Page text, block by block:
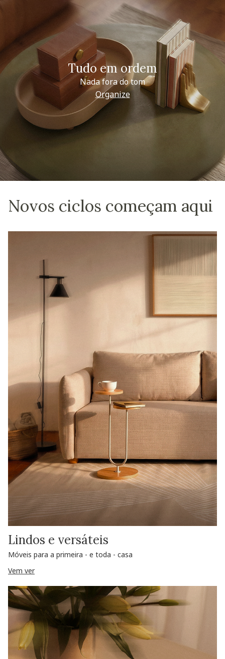
Tudo em ordem
Nada fora do tom
Organize
Novos ciclos começam aqui
Lindos e versáteis
Móveis para a primeira - e toda - casa
Vem ver